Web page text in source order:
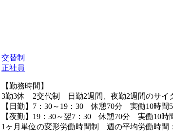
交替制
正社員
【勤務時間】
3勤3休 2交代制 日勤2週間、夜勤2週間のサイ
【日勤】7：30～19：30 休憩70分 実働10時間
【夜勤】19：30～翌7：30 休憩70分 実働10時
1ヶ月単位の変形労働時間制 週の平均労働時間